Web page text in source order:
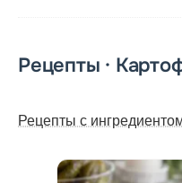
Рецепты ·
Рецепты с